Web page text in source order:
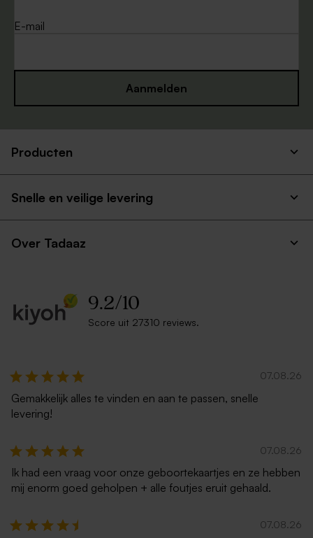
E-mail
Aanmelden
Producten
Snelle en veilige levering
Over Tadaaz
9.2/10
Score uit 27310 reviews.
07.08.26
Gemakkelijk alles te vinden en aan te passen, snelle
levering!
07.08.26
Ik had een vraag voor onze geboortekaartjes en ze hebben
mij enorm goed geholpen + alle foutjes eruit gehaald.
07.08.26